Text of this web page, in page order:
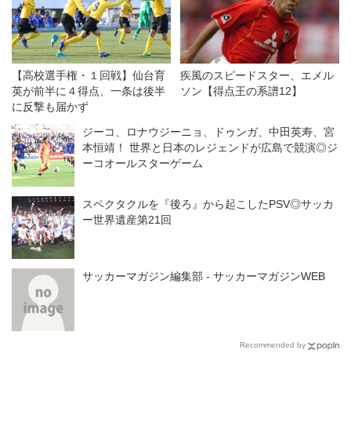
【高校選手権・１回戦】仙台育
英が前半に４得点、一条は後半
に反撃も届かず
疾風のスピードスター、エメル
ソン【得点王の系譜12】
ジーコ、ロナウジーニョ、ドゥンガ、中田英寿、宮
本恒靖！ 世界と日本のレジェンドが広島で競演◎ジ
ーコオールスターゲーム
スペクタクルを『後ろ』から起こしたPSV◎サッカ
ー世界遺産第21回
サッカーマガジン編集部 - サッカーマガジンWEB
Recommended by